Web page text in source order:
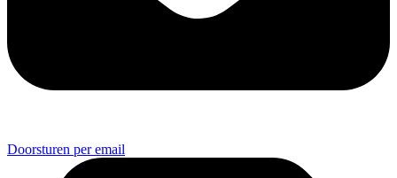
Doorsturen per email